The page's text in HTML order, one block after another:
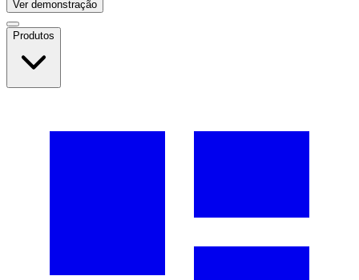
Ver demonstração
Produtos